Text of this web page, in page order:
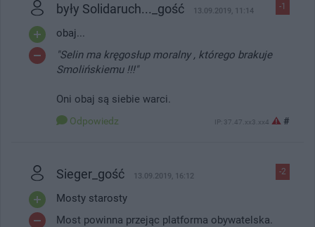
-1
były Solidaruch..._gość 13.09.2019, 11:14
obaj...
"Selin ma kręgosłup moralny , którego brakuje
Smolińskiemu !!!"
Oni obaj są siebie warci.
Odpowiedz IP: 37.47.xx3.xx4 #
-2
Sieger_gość 13.09.2019, 16:12
Mosty starosty
Most powinna przejąc platforma obywatelska.